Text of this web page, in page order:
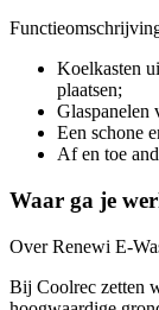
Koelkasten
plaatsen;
Glaspanelen
Een schone
Af en toe
Waar ga je
Over Renewi E-
Bij Coolrec zetten